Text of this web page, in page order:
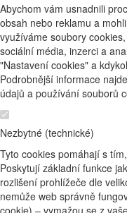
Abychom vám usnadnili
obsah nebo reklamu a
využíváme soubory
sociální média, inzerci a
"Nastavení cookies" a
Podrobnější informace
údajů a používání souborů
Nezbytné (technické)
Tyto cookies pomáhají s
Poskytují základní funkce
rozlišení prohlížeče dle
nemůže web správně
cookie) – vymažou se z